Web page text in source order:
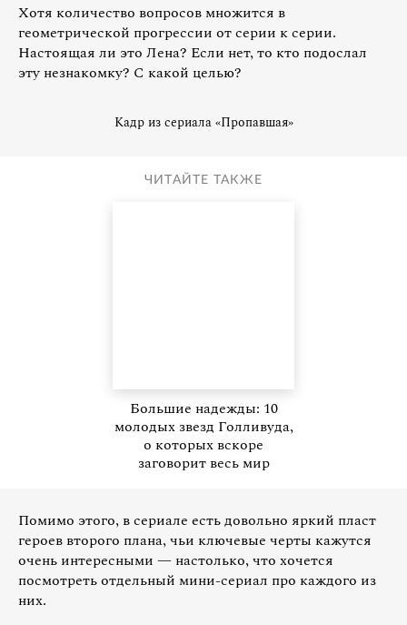
Хотя количество вопросов множится в
геометрической прогрессии от серии к серии.
Настоящая ли это Лена? Если нет, то кто подослал
эту незнакомку? С какой целью?
Кадр из сериала «Пропавшая»
ЧИТАЙТЕ ТАКЖЕ
Большие надежды: 10
молодых звезд Голливуда,
о которых вскоре
заговорит весь мир
Помимо этого, в сериале есть довольно яркий пласт
героев второго плана, чьи ключевые черты кажутся
очень интересными — настолько, что хочется
посмотреть отдельный мини-сериал про каждого из
них.